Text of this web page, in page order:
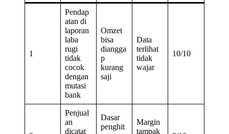
1
Pendap
atan di
laporan
laba
rugi
tidak
cocok
dengan
mutasi
bank
Omzet
bisa
diangga
p
kurang
saji
Data
terlihat
tidak
wajar
10/10
Penjual
an
dicatat
Dasar
penghit
Margin
tampak